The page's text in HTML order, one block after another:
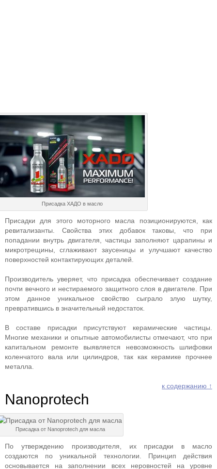
Присадка ХАДО в масло
Присадки для этого моторного масла позиционируются, как
ревитализанты. Свойства этих добавок таковы, что при
попадании внутрь двигателя, частицы заполняют царапины и
микротрещины, сглаживают заусеницы и улучшают качество
поверхностей контактирующих деталей.
Производитель уверяет, что присадка обеспечивает создание
почти вечного и нестираемого защитного слоя в двигателе. При
этом данное уникальное свойство сыграло злую шутку,
превратившись в значительный недостаток.
В составе присадки присутствуют керамические частицы.
Многие механики и опытные автомобилисты отмечают, что при
капитальном ремонте выявляется невозможность шлифовки
коленчатого вала или цилиндров, так как керамике прочнее
металла.
к содержанию ↑
Nanoprotech
Присадка от Nanoprotech для масла
По утверждению производителя, их присадки в масло
создаются по уникальной технологии. Принцип действия
основывается на заполнении всех неровностей на уровне